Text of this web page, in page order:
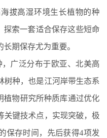
拔高湿环境生长植物的种
探索一套适合保存这些短命
期保存尤为重要。
，广泛分布于欧亚、北美高
树种，也是江河岸带生态系
植物研究所种质库通过优化
关键技术点 ，实现突破，极
保存时间，先后获得4项发